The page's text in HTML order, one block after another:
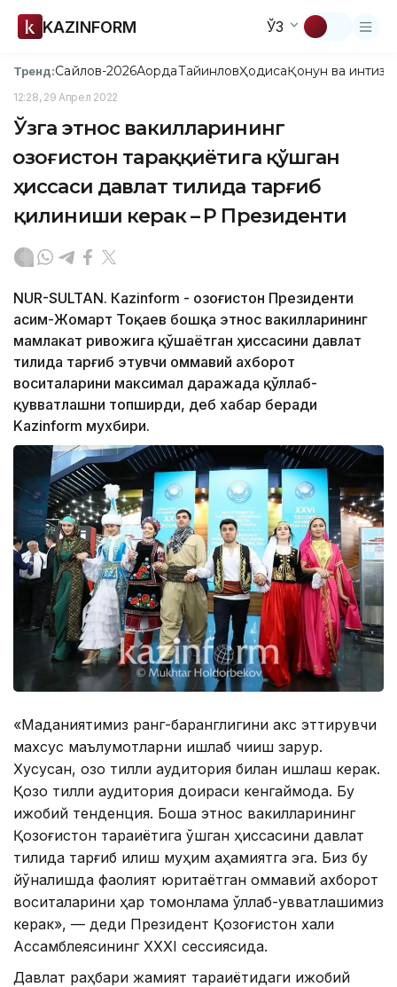
KAZINFORM ЎЗ
Тренд:Сайлов-2026АқордаТайинловҲодисаҚонун ва
12:28, 29 Апрел 2022
Ўзга этнос вакилларининг
Қозоғистон тараққиётига қўшган
ҳиссаси давлат тилида тарғиб
қилиниши керак – ҚР Президенти
NUR-SULTAN. Кazinform - Қозоғистон Президенти
Қасим-Жомарт Тоқаев бошқа этнос вакилларининг
мамлакат ривожига қўшаётган ҳиссасини давлат
тилида тарғиб этувчи оммавий ахборот
воситаларини максимал даражада қўллаб-
қувватлашни топширди, деб хабар беради
Kazinform мухбири.
«Маданиятимиз ранг-баранглигини акс эттирувчи
махсус маълумотларни ишлаб чиқиш зарур.
Хусусан, қозоқ тилли аудитория билан ишлаш керак.
Қозоқ тилли аудитория доираси кенгаймоқда. Бу
ижобий тенденция. Бошқа этнос вакилларининг
Қозоғистон тараққиётига қўшган ҳиссасини давлат
тилида тарғиб қилиш муҳим аҳамиятга эга. Биз бу
йўналишда фаолият юритаётган оммавий ахборот
воситаларини ҳар томонлама қўллаб-қувватлашимиз
керак», — деди Президент Қозоғистон халқи
Ассамблеясининг ХХХI сессиясида.
Давлат раҳбари жамият тараққиётидаги ижобий